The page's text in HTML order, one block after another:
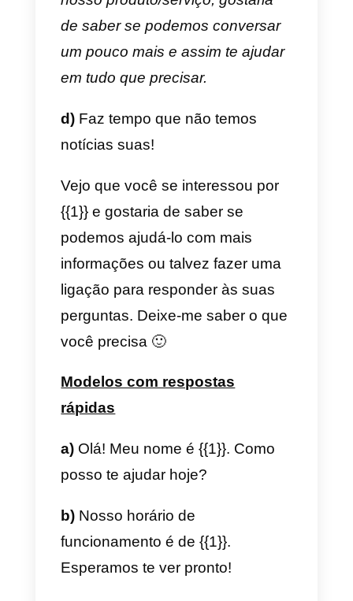
pagamento.
{{1}} Obrigado por efetuar o
informações nele. Seu pedido
Qualquer dúvida, você pode
entrar em contato conosco! Um
c) Para re-contatar um lead
Olá, {{1}} como você está?
Estamos escrevendo para você
do nosso contato é saber se
ainda está interessado em